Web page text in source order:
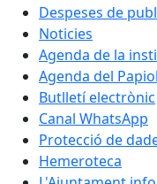
Despeses de
Noticies
Agenda de la
Agenda del Papiol
Butlletí electrònic
Canal WhatsApp
Protecció de
Hemeroteca